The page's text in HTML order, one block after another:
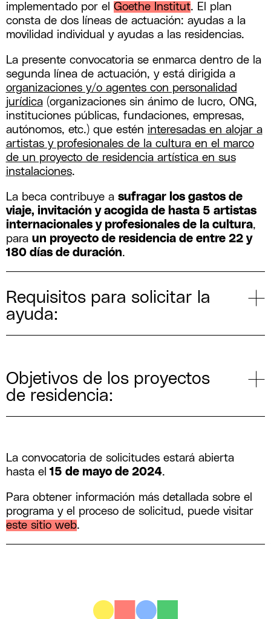
implementado por el Goethe Institut. El plan
consta de dos líneas de actuación: ayudas a la
movilidad individual y ayudas a las residencias.
La presente convocatoria se enmarca dentro de la
segunda línea de actuación, y está dirigida a
organizaciones y/o agentes con personalidad
jurídica(organizaciones sin ánimo de lucro, ONG,
instituciones públicas, fundaciones, empresas,
autónomos, etc.) que estén interesadas en alojar a
artistas y profesionales de la cultura en el marco
de un proyecto de residencia artística en sus
instalaciones.
La beca contribuye a sufragar los gastos de
viaje, invitación y acogida de hasta 5 artistas
internacionales y profesionales de la cultura,
para un proyecto de residencia de entre 22 y
180 días de duración.
Requisitos para solicitar la
ayuda:
Objetivos de los proyectos
de residencia:
La convocatoria de solicitudes estará abierta
hasta el 15 de mayo de 2024.
Para obtener información más detallada sobre el
programa y el proceso de solicitud, puede visitar
este sitio web.